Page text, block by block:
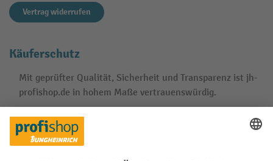
Vertrag widerrufen
Käuferschutz
Mit geprüfter Qualität, Sicherheit und Transparenz ist jh-
profishop.de in hohem Maße vertrauenswürdig.